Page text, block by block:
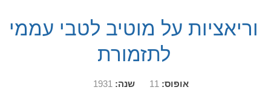
וריאציות על מוטיב לטבי עממי
לתזמורת
אופוס: 11 שנה: 1931